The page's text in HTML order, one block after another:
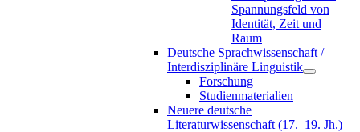
Spannungsfeld von
Identität, Zeit und
Raum
Deutsche Sprachwissenschaft /
Interdisziplinäre Linguistik
Forschung
Studienmaterialien
Neuere deutsche
Literaturwissenschaft (17.–19. Jh.)